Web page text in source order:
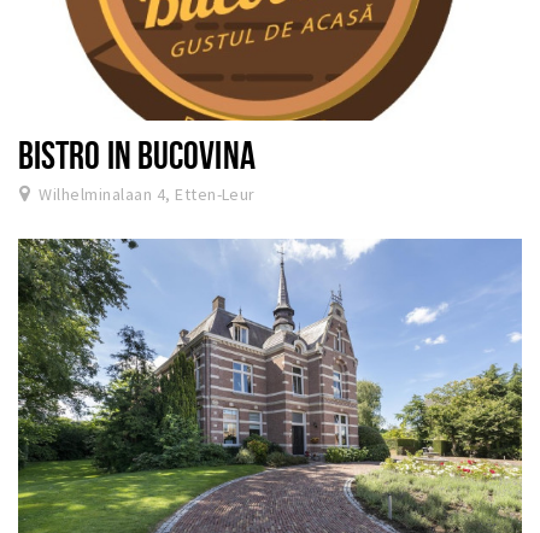
BISTRO IN BUCOVINA
Wilhelminalaan 4, Etten-Leur